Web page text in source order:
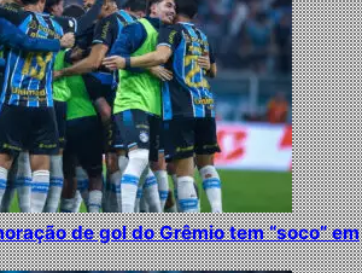
de gol do Grêmio tem “soco” em